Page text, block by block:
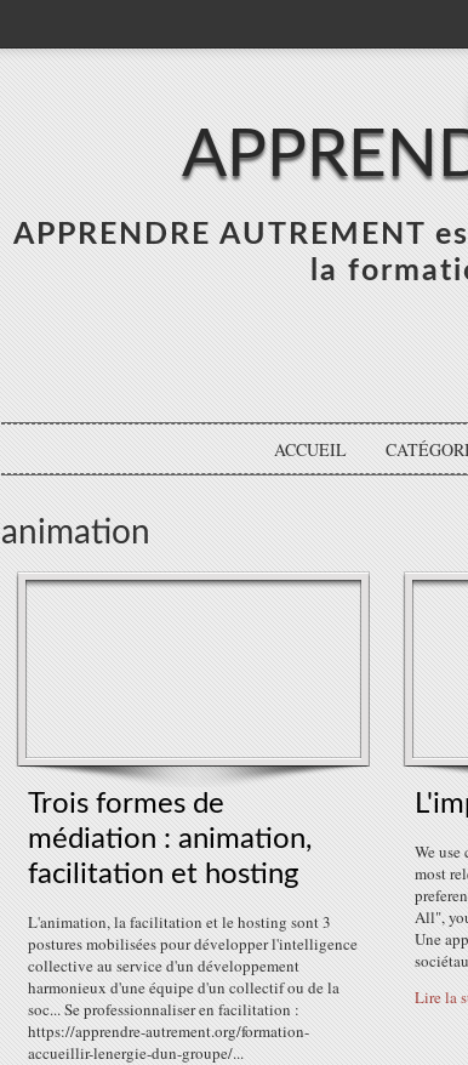
APPRENDRE AUTREMENT
la
ACCUEIL
animation
Trois formes de
médiation : animation,
facilitation et hosting
L'animation, la facilitation et le hosting sont 3
postures mobilisées pour développer l'intelligence
collective au service d'un développement
harmonieux d'une équipe d'un collectif ou de la
soc... Se professionnaliser en facilitation :
https://apprendre-autrement.org/formation-
accueillir-lenergie-dun-groupe/...
We
most
All",
Une
Lire la